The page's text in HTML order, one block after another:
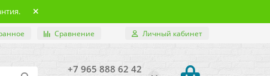
Сравнение Личный кабинет
+7 965 888 62 42